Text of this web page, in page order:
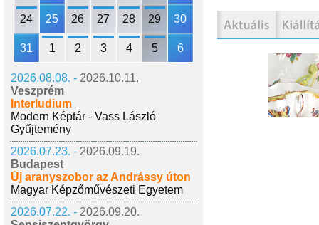
24 25 26 27 28 29 30
31 1 2 3 4 5 6
2026.08.08. - 2026.10.11.
Veszprém
Interludium
Modern Képtár - Vass László
Gyűjtemény
2026.07.23. - 2026.09.19.
Budapest
Új aranyszobor az Andrássy úton
Magyar Képzőművészeti Egyetem
2026.07.22. - 2026.09.20.